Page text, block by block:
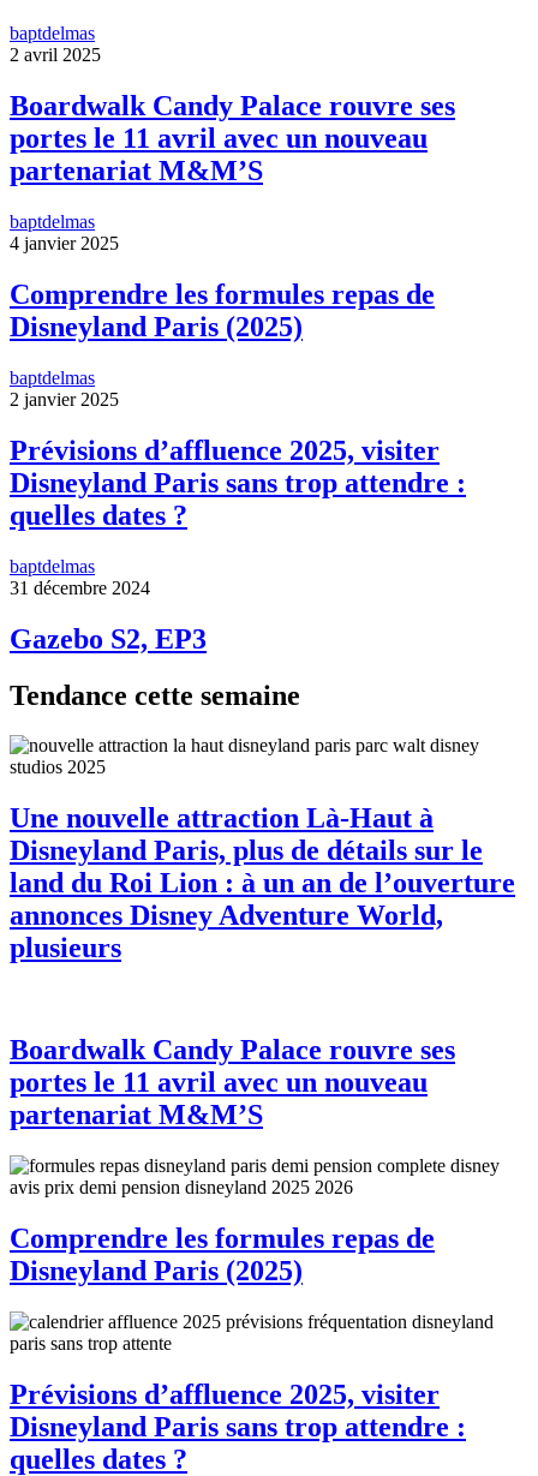
baptdelmas
2 avril 2025
Boardwalk Candy Palace rouvre ses
portes le 11 avril avec un nouveau
partenariat M&M’S
baptdelmas
4 janvier 2025
Comprendre les formules repas de
Disneyland Paris (2025)
baptdelmas
2 janvier 2025
Prévisions d’affluence 2025, visiter
Disneyland Paris sans trop attendre :
quelles dates ?
baptdelmas
31 décembre 2024
Gazebo S2, EP3
Tendance cette semaine
Une nouvelle attraction Là-Haut à
Disneyland Paris, plus de détails sur le
land du Roi Lion : à un an de l’ouverture
annonces Disney Adventure World,
plusieurs
Boardwalk Candy Palace rouvre ses
portes le 11 avril avec un nouveau
partenariat M&M’S
Comprendre les formules repas de
Disneyland Paris (2025)
Prévisions d’affluence 2025, visiter
Disneyland Paris sans trop attendre :
quelles dates ?